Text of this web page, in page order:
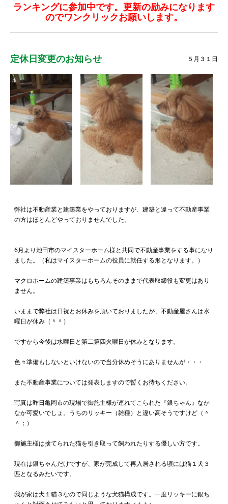
ランキングに参加中です。更新の励みになります
のでワンクリックお願いします。
定休日変更のお知らせ ５月３１日
弊社は不動産業と建築業をやっておりますが、建築と違って不動産事業
の方はほとんどやっておりませんでした。
6月より池田市のマイスターホーム様と共同で不動産事業をする事になり
ました。（私はマイスターホームの役員に就任する形となります。）
マクロホームの建築事業はもちろんそのままで代表取締役も変更はあり
ません。
いままで弊社は日祝とお休みを頂いておりましたが、不動産屋さんは水
曜日が休み（＾＾）
ですから今後は水曜日と第二第四火曜日が休みとなります。
色々準備もしないといけないので当分休めそうにありませんが・・・
また不動産事業については発表しますので暫くお待ちください。
写真は昨日亀岡市の現場で御施主様が連れてこられた『銀ちゃん』なか
なか可愛いでしょ。うちのリッキー（雑種）と違い高そうですけど（＾
＾；）
御施主様は捨てられた猫を引き取って飼われたりする優しい方です。
現在は銀ちゃんだけですが、家が完成して再入居される頃には猫１犬３
匹となるみたいです。
我が家は犬１猫３なので同じような犬猫構成です。一度リッキーに銀ち